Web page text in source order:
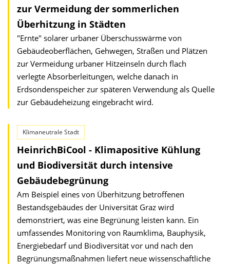
zur Vermeidung der sommerlichen
Überhitzung in Städten
"Ernte" solarer urbaner Überschusswärme von
Gebäudeoberflächen, Gehwegen, Straßen und Plätzen
zur Vermeidung urbaner Hitzeinseln durch flach
verlegte Absorberleitungen, welche danach in
Erdsondenspeicher zur späteren Verwendung als Quelle
zur Gebäudeheizung eingebracht wird.
Klimaneutrale Stadt
HeinrichBiCool - Klimapositive Kühlung
und Biodiversität durch intensive
Gebäudebegrünung
Am Beispiel eines von Überhitzung betroffenen
Bestandsgebäudes der Universität Graz wird
demonstriert, was eine Begrünung leisten kann. Ein
umfassendes Monitoring von Raumklima, Bauphysik,
Energiebedarf und Biodiversität vor und nach den
Begrünungsmaßnahmen liefert neue wissenschaftliche